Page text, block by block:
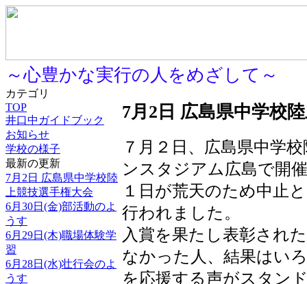
～心豊かな実行の人をめざして～
カテゴリ
TOP
井口中ガイドブック
お知らせ
学校の様子
最新の更新
7月2日 広島県中学校陸
上競技選手権大会
6月30日(金)部活動のよ
うす
6月29日(木)職場体験学
習
6月28日(水)壮行会のよ
うす
7月2日 広島県中学校
７月２日、広島県中学
ンスタジアム広島で開
１日が荒天のため中止
行われました。
入賞を果たし表彰され
なかった人、結果はい
を応援する声がスタン